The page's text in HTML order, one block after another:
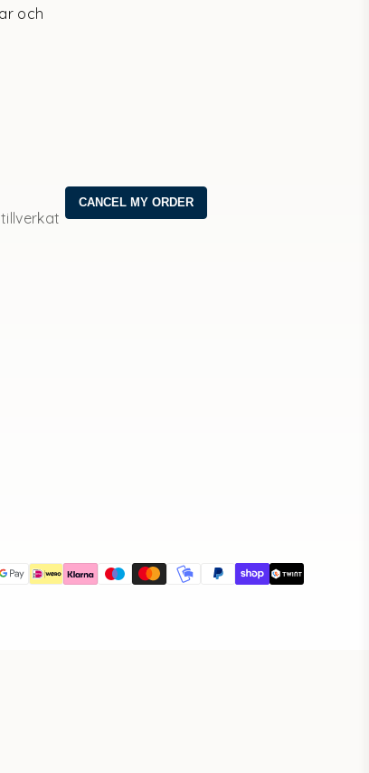
och